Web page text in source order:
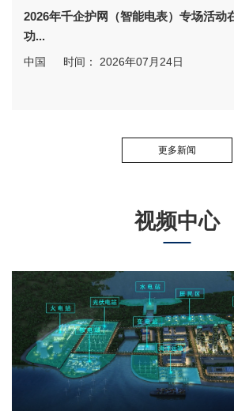
2026年千企护网（智能电表）专场活动
功...
中国 时间： 2026年07月24日
更多新闻
视频中心